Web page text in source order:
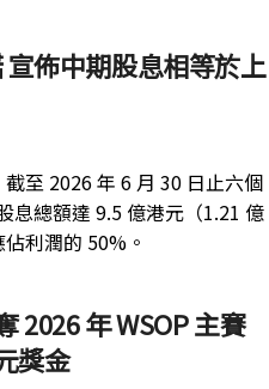
佈中期股息相等於上
至 2026 年 6 月 30 日止六個
息總額達 9.5 億港元（1.21 億
利潤的 50%。
2026 年 WSOP 主賽
獎金